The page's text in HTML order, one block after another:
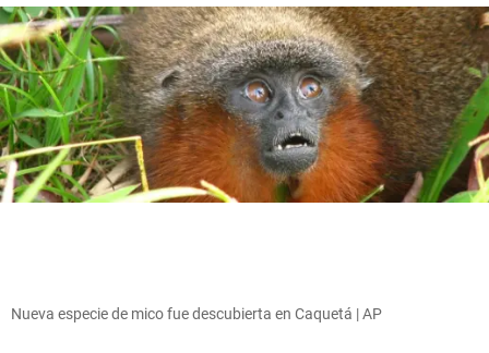
Nueva especie de mico fue descubierta en Caquetá | AP